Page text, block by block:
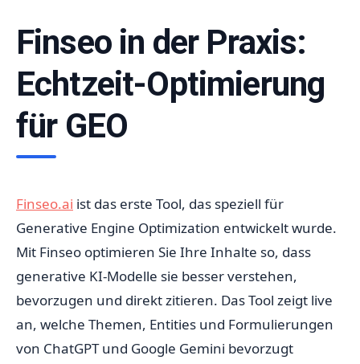
Finseo in der Praxis:
Echtzeit-Optimierung
für GEO
Finseo.ai ist das erste Tool, das speziell für
Generative Engine Optimization entwickelt wurde.
Mit Finseo optimieren Sie Ihre Inhalte so, dass
generative KI-Modelle sie besser verstehen,
bevorzugen und direkt zitieren. Das Tool zeigt live
an, welche Themen, Entities und Formulierungen
von ChatGPT und Google Gemini bevorzugt